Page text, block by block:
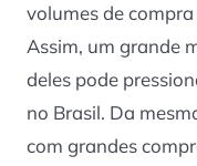
volumes de
Assim, um grande
deles pode
no Brasil. Da
com grandes